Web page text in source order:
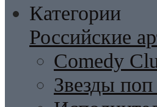
Категории
Российские
Comedy
Звезды